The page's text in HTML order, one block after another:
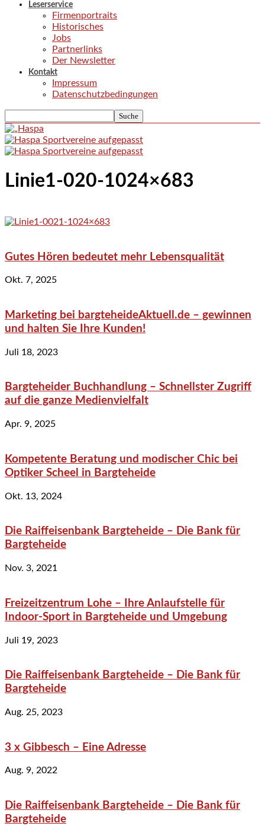
Leserservice
Firmenportraits
Historisches
Jobs
Partnerlinks
Der Newsletter
Kontakt
Impressum
Datenschutzbedingungen
Linie1-020-1024×683
Gutes Hören bedeutet mehr Lebensqualität
Okt. 7, 2025
Marketing bei bargteheideAktuell.de – gewinnen
und halten Sie Ihre Kunden!
Juli 18, 2023
Bargteheider Buchhandlung – Schnellster Zugriff
auf die ganze Medienvielfalt
Apr. 9, 2025
Kompetente Beratung und modischer Chic bei
Optiker Scheel in Bargteheide
Okt. 13, 2024
Die Raiffeisenbank Bargteheide – Die Bank für
Bargteheide
Nov. 3, 2021
Freizeitzentrum Lohe – Ihre Anlaufstelle für
Indoor-Sport in Bargteheide und Umgebung
Juli 19, 2023
Die Raiffeisenbank Bargteheide – Die Bank für
Bargteheide
Aug. 25, 2023
3 x Gibbesch – Eine Adresse
Aug. 9, 2022
Die Raiffeisenbank Bargteheide – Die Bank für
Bargteheide